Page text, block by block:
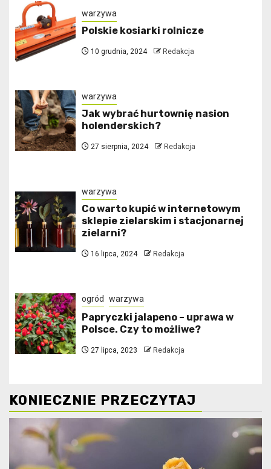
warzywa
Polskie kosiarki rolnicze
10 grudnia, 2024 Redakcja
warzywa
Jak wybrać hurtownię nasion
holenderskich?
27 sierpnia, 2024 Redakcja
warzywa
Co warto kupić w internetowym
sklepie zielarskim i stacjonarnej
zielarni?
16 lipca, 2024 Redakcja
ogród warzywa
Papryczki jalapeno – uprawa w
Polsce. Czy to możliwe?
27 lipca, 2023 Redakcja
KONIECZNIE PRZECZYTAJ